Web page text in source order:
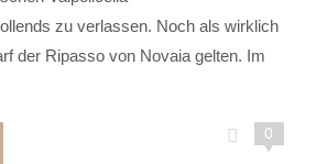
zu verlassen. Noch als wirklich
der Ripasso von Novaia gelten. Im
0